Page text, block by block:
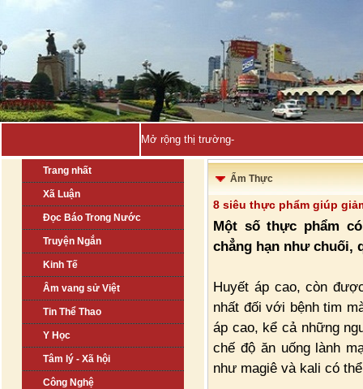
Mở rộng thị trường Thổ Nhĩ Kỳ: Cơ h_
Trang nhất
Xã Luận
Đọc Báo Trong Nước
Truyện Ngắn
Kinh Tế
Âm vang sử Việt
Tin Thể Thao
Y Học
Tâm lý - Xã hội
Công Nghệ
Ẩm Thực
8 siêu thực phẩm giúp
Một số thực phẩm
chẳng hạn như chuối,
Huyết áp cao, còn
nhất đối với bệnh tim
áp cao, kể cả những
chế độ ăn uống lành
như magiê và kali có